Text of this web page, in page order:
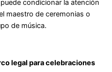
condicionar la atención
maestro de ceremonias o
de música.
legal para celebraciones